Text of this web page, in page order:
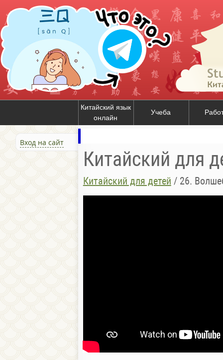
Китайский язык
онлайн
Учеба
Вход на сайт
Китайский для
Китайский для детей / 26.